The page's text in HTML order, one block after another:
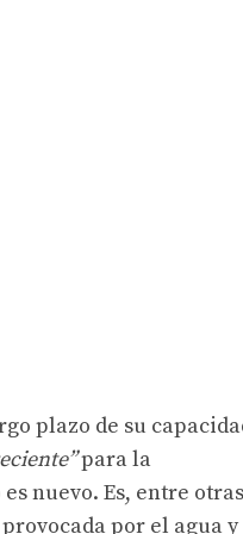
plazo de su
para la
nuevo. Es, entre otras
por el agua y